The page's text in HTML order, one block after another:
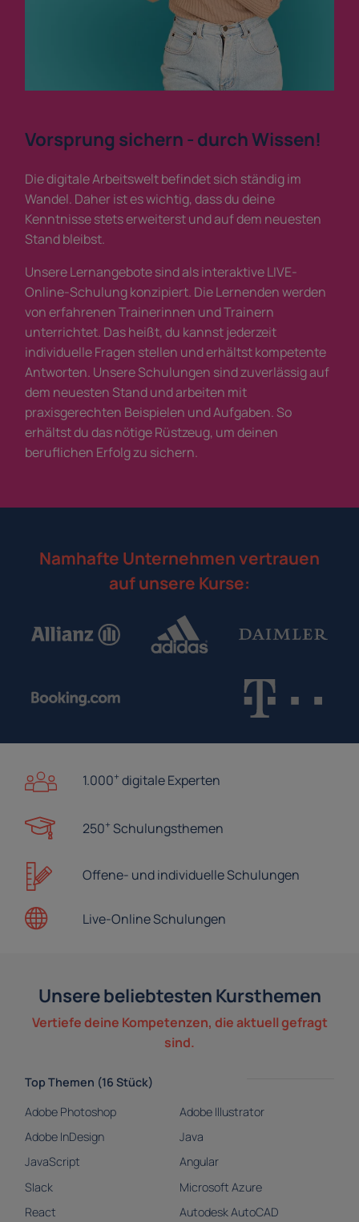
Vorsprung sichern - durch Wissen!
Die digitale Arbeitswelt befindet sich ständig im
Wandel. Daher ist es wichtig, dass du deine
Kenntnisse stets erweiterst und auf dem neuesten
Stand bleibst.
Unsere Lernangebote sind als interaktive LIVE-
Online-Schulung konzipiert. Die Lernenden werden
von erfahrenen Trainerinnen und Trainern
unterrichtet. Das heißt, du kannst jederzeit
individuelle Fragen stellen und erhältst kompetente
Antworten. Unsere Schulungen sind zuverlässig auf
dem neuesten Stand und arbeiten mit
praxisgerechten Beispielen und Aufgaben. So
erhältst du das nötige Rüstzeug, um deinen
beruflichen Erfolg zu sichern.
Namhafte Unternehmen vertrauen
auf unsere Kurse:
1.000+ digitale Experten
250+ Schulungsthemen
Offene- undindividuelle Schulungen
Live-OnlineSchulungen
Unsere beliebtesten Kursthemen
Vertiefe deine Kompetenzen, die aktuell gefragt
sind.
Top Themen (16 Stück)
Adobe Photoshop
Adobe Illustrator
Adobe InDesign
Java
JavaScript
Angular
Slack
Microsoft Azure
React
Autodesk AutoCAD